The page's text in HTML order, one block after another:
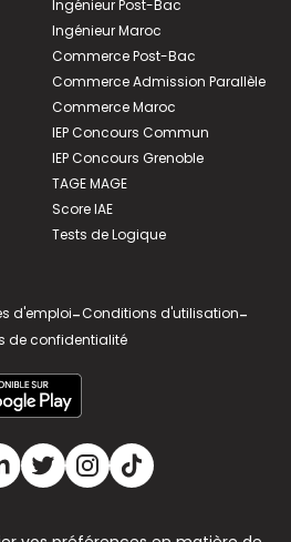
Ingénieur Post-Bac
Ingénieur Maroc
Commerce Post-Bac
Commerce Admission Parallèle
Commerce Maroc
IEP Concours Commun
IEP Concours Grenoble
TAGE MAGE
Score IAE
Tests de Logique
d'emploi-Conditions d'utilisation-
de confidentialité